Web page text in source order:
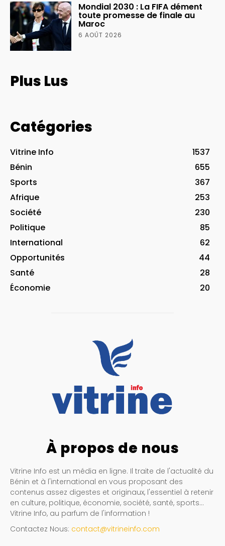
Mondial 2030 : La FIFA dément
toute promesse de finale au
Maroc
6 AOÛT 2026
Plus Lus
Catégories
Vitrine Info
1537
Bénin
655
Sports
367
Afrique
253
Société
230
Politique
85
International
62
Opportunités
44
Santé
28
Économie
20
À propos de nous
Vitrine Info est un média en ligne. Il traite de l'actualité du
Bénin et à l'international en vous proposant des
contenus assez digestes et originaux, l'essentiel à retenir
en culture, politique, économie, société, santé, sports…
Vitrine Info, au parfum de l'information !
Contactez Nous: contact@vitrineinfo.com